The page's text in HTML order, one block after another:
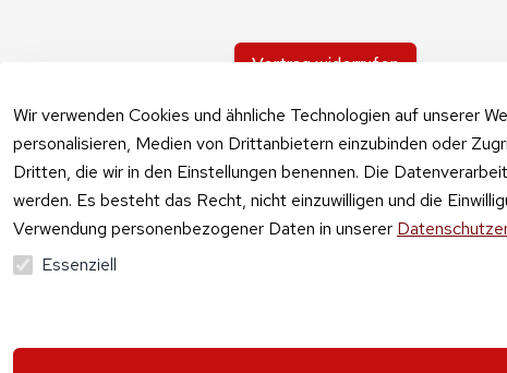
Wir verwenden Cookies und ähnliche Technologien auf unserer
personalisieren, Medien von Drittanbietern einzubinden oder
Dritten, die wir in den Einstellungen benennen. Die
werden. Es besteht das Recht, nicht einzuwilligen und die
Verwendung personenbezogener Daten in unserer
Essenziell
Vertrag widerrufen